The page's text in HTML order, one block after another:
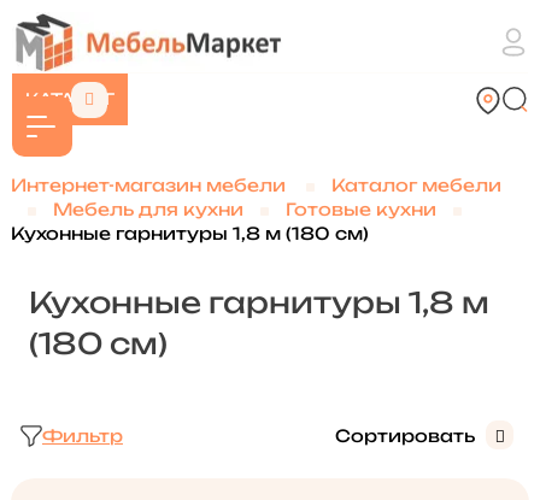
КАТАЛОГ
Интернет-магазин мебели
Каталог мебели
Мебель для кухни
Готовые кухни
Кухонные гарнитуры 1,8 м (180 см)
Кухонные гарнитуры 1,8 м
(180 см)
Фильтр Сортировать